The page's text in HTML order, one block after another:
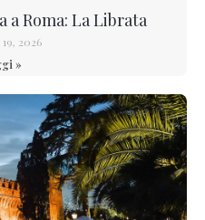
a Roma: La Librata
2026
»